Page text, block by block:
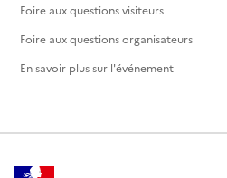
Foire aux questions visiteurs
Foire aux questions organisateurs
En savoir plus sur l'événement